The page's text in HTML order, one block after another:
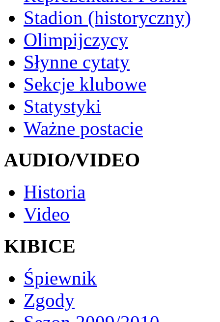
Stadion (historyczny)
Olimpijczycy
Słynne cytaty
Sekcje klubowe
Statystyki
Ważne postacie
AUDIO/VIDEO
Historia
Video
KIBICE
Śpiewnik
Zgody